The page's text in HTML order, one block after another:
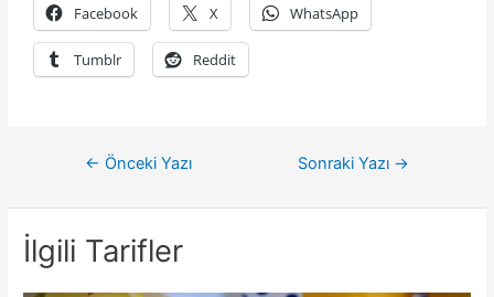
Facebook X WhatsApp
Tumblr Reddit
← Önceki Yazı Sonraki Yazı →
İlgili Tarifler